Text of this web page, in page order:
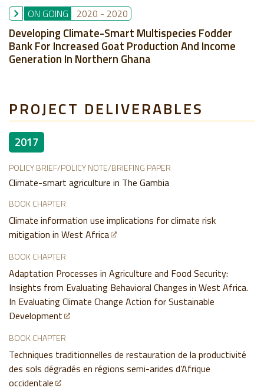
ON GOING 2020 - 2020
Developing Climate-Smart Multispecies Fodder
Bank For Increased Goat Production And Income
Generation In Northern Ghana
PROJECT DELIVERABLES
2017
POLICY BRIEF/POLICY NOTE/BRIEFING PAPER
Climate-smart agriculture in The Gambia
BOOK CHAPTER
Climate information use implications for climate risk
mitigation in West Africa
BOOK CHAPTER
Adaptation Processes in Agriculture and Food Security:
Insights from Evaluating Behavioral Changes in West Africa.
In Evaluating Climate Change Action for Sustainable
Development
BOOK CHAPTER
Techniques traditionnelles de restauration de la productivité
des sols dégradés en régions semi-arides d’Afrique
occidentale